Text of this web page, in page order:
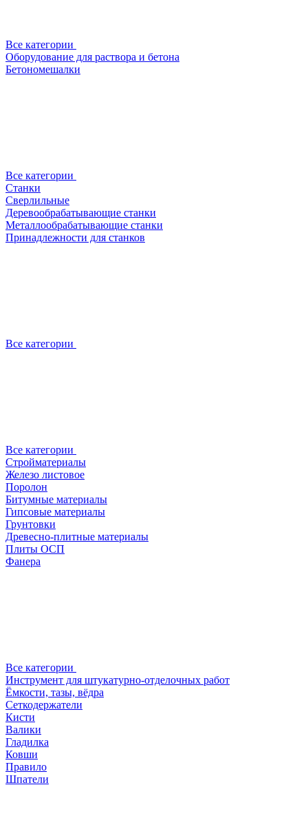
Все категории
Оборудование для раствора и бетона
Бетономешалки
Все категории
Станки
Сверлильные
Деревообрабатывающие станки
Металлообрабатывающие станки
Принадлежности для станков
Все категории
Все категории
Стройматериалы
Железо листовое
Поролон
Битумные материалы
Гипсовые материалы
Грунтовки
Древесно-плитные материалы
Плиты ОСП
Фанера
Все категории
Инструмент для штукатурно-отделочных работ
Ёмкости, тазы, вёдра
Сеткодержатели
Кисти
Валики
Гладилка
Ковши
Правило
Шпатели